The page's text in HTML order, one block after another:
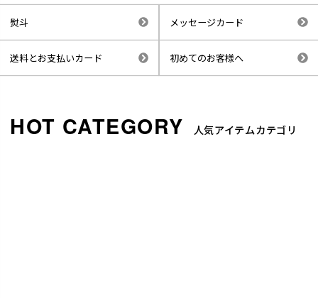
熨斗 メッセージカード
送料とお支払いカード 初めてのお客様へ
人気アイテムカテゴリ